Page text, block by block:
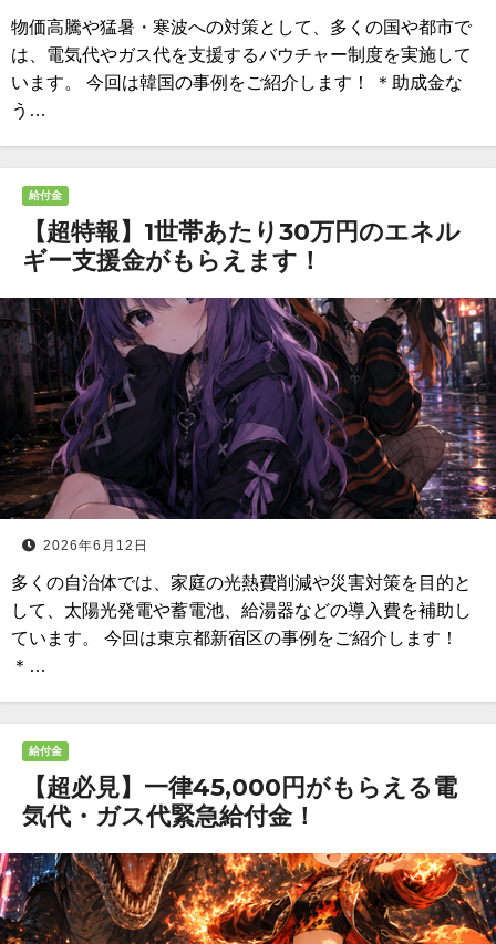
物価高騰や猛暑・寒波への対策として、多くの国や都市で
は、電気代やガス代を支援するバウチャー制度を実施して
います。 今回は韓国の事例をご紹介します！ ＊助成金な
う…
給付金
【超特報】1世帯あたり30万円のエネル
ギー支援金がもらえます！
2026年6月12日
多くの自治体では、家庭の光熱費削減や災害対策を目的と
して、太陽光発電や蓄電池、給湯器などの導入費を補助し
ています。 今回は東京都新宿区の事例をご紹介します！
＊…
給付金
【超必見】一律45,000円がもらえる電
気代・ガス代緊急給付金！